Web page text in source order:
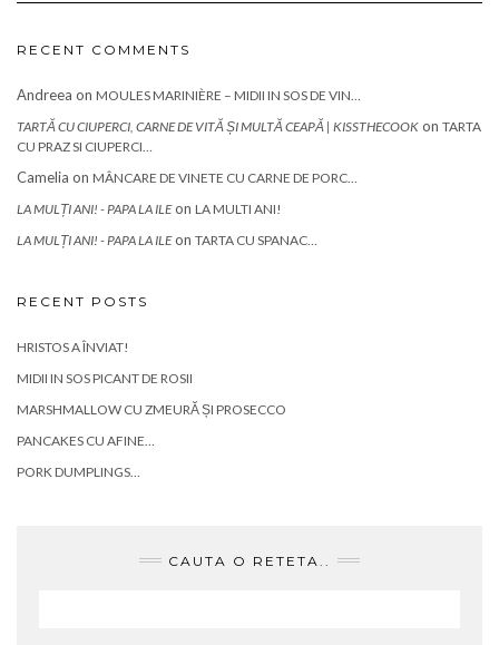
RECENT COMMENTS
Andreea on MOULES MARINIÈRE – MIDII IN SOS DE VIN…
TARTĂ CU CIUPERCI, CARNE DE VITĂ ȘI MULTĂ CEAPĂ | KISSTHECOOK on TARTA
CU PRAZ SI CIUPERCI…
Camelia on MÂNCARE DE VINETE CU CARNE DE PORC…
LA MULȚI ANI! - PAPA LA ILEon LA MULTI ANI!
LA MULȚI ANI! - PAPA LA ILEon TARTA CU SPANAC…
RECENT POSTS
HRISTOS A ÎNVIAT!
MIDII IN SOS PICANT DE ROSII
MARSHMALLOW CU ZMEURĂ ȘI PROSECCO
PANCAKES CU AFINE…
PORK DUMPLINGS…
CAUTA O RETETA..